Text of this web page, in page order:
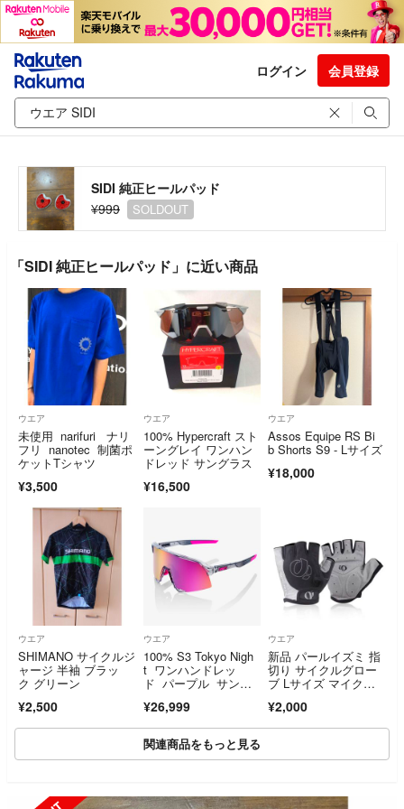
ログイン 会員登録
SIDI 純正ヒールパッド
¥999
SOLDOUT
「SIDI 純正ヒールパッド」に近い商品
ウエア
未使用 narifuri ナリ
フリ nanotec 制菌ポ
ケットTシャツ
¥3,500
ウエア
100% Hypercraft スト
ーングレイ ワンハン
ドレッド サングラス
¥16,500
ウエア
Assos Equipe RS Bi
b Shorts S9 - Lサイズ
¥18,000
ウエア
SHIMANO サイクルジ
ャージ 半袖 ブラッ
ク グリーン
¥2,500
ウエア
100% S3 Tokyo Nigh
t ワンハンドレッ
ド パープル サング
¥26,999
ウエア
新品 パールイズミ 指
切り サイクルグロー
ブ Lサイズ マイクロ
¥2,000
関連商品をもっと見る